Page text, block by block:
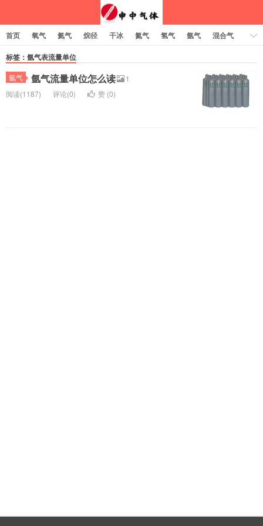
首页 氧气 氦气 烷径 干冰 氮气 氢气 氩气
混合气
乙炔
标签：氩气表流量单位
氩气 氩气流量单位怎么读
1
阅读(1187)
评论(0) 赞 (0)